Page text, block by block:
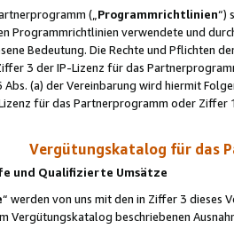
(„Programmrichtlinien“)
Programmrichtlinien verwendete und
Bedeutung. Die Rechte und Pflichten
3 der IP-Lizenz für das
Abs. (a) der Vereinbarung wird hiermit
für das Partnerprogramm oder
Vergütungskatalog für das
und Qualifizierte Umsätze
“ werden von uns mit den in Ziffer 3
Vergütungskatalog beschriebenen